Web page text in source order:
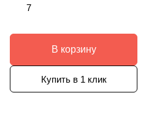
7
В корзину
Купить в 1 клик